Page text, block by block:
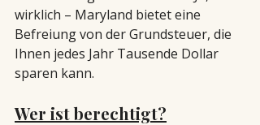
wirklich – Maryland bietet eine
Befreiung von der Grundsteuer, die
Ihnen jedes Jahr Tausende Dollar
sparen kann.
Wer ist berechtigt?